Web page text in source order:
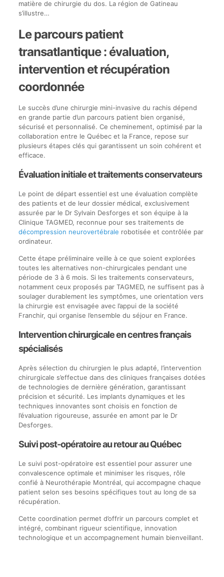
matière de chirurgie du dos. La région de Gatineau
s’illustre…
Le parcours patient
transatlantique : évaluation,
intervention et récupération
coordonnée
Le succès d’une chirurgie mini-invasive du rachis dépend
en grande partie d’un parcours patient bien organisé,
sécurisé et personnalisé. Ce cheminement, optimisé par la
collaboration entre le Québec et la France, repose sur
plusieurs étapes clés qui garantissent un soin cohérent et
efficace.
Évaluation initiale et traitements conservateurs
Le point de départ essentiel est une évaluation complète
des patients et de leur dossier médical, exclusivement
assurée par le Dr Sylvain Desforges et son équipe à la
Clinique TAGMED, reconnue pour ses traitements de
décompression neurovertébrale robotisée et contrôlée par
ordinateur.
Cette étape préliminaire veille à ce que soient explorées
toutes les alternatives non-chirurgicales pendant une
période de 3 à 6 mois. Si les traitements conservateurs,
notamment ceux proposés par TAGMED, ne suffisent pas à
soulager durablement les symptômes, une orientation vers
la chirurgie est envisagée avec l’appui de la société
Franchir, qui organise l’ensemble du séjour en France.
Intervention chirurgicale en centres français
spécialisés
Après sélection du chirurgien le plus adapté, l’intervention
chirurgicale s’effectue dans des cliniques françaises dotées
de technologies de dernière génération, garantissant
précision et sécurité. Les implants dynamiques et les
techniques innovantes sont choisis en fonction de
l’évaluation rigoureuse, assurée en amont par le Dr
Desforges.
Suivi post-opératoire au retour au Québec
Le suivi post-opératoire est essentiel pour assurer une
convalescence optimale et minimiser les risques, rôle
confié à Neurothérapie Montréal, qui accompagne chaque
patient selon ses besoins spécifiques tout au long de sa
récupération.
Cette coordination permet d’offrir un parcours complet et
intégré, combinant rigueur scientifique, innovation
technologique et un accompagnement humain bienveillant.